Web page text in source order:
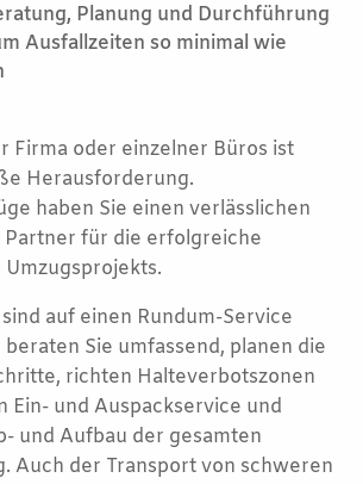
Planung und Durchführung
Ausfallzeiten so minimal wie
Firma oder einzelner Büros ist
Herausforderung.
haben Sie einen verlässlichen
für die erfolgreiche
auf einen Rundum-Service
Sie umfassend, planen die
richten Halteverbotszonen
Ein- und Auspackservice und
und Aufbau der gesamten
Auch der Transport von schweren